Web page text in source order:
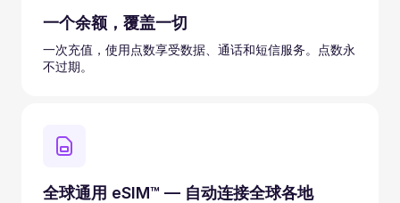
一个余额，覆盖一切
一次充值，使用点数享受数据、通话和短信服务。点数永
不过期。
全球通用 eSIM™ — 自动连接全球各地